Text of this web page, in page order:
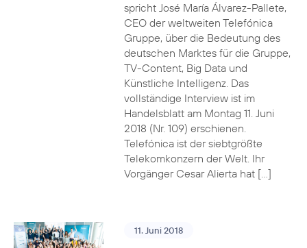
spricht José María Álvarez-Pallete,
CEO der weltweiten Telefónica
Gruppe, über die Bedeutung des
deutschen Marktes für die Gruppe,
TV-Content, Big Data und
Künstliche Intelligenz. Das
vollständige Interview ist im
Handelsblatt am Montag 11. Juni
2018 (Nr. 109) erschienen.
Telefónica ist der siebtgrößte
Telekomkonzern der Welt. Ihr
Vorgänger Cesar Alierta hat […]
11. Juni 2018